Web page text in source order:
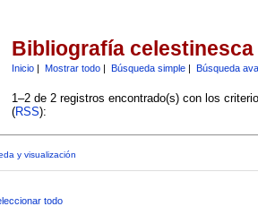
Bibliografía celestinesca
Inicio| Mostrar todo| Búsqueda simple| Búsqueda
1–2 de 2 registros encontrado(s) con los
(RSS):
y visualización
todo